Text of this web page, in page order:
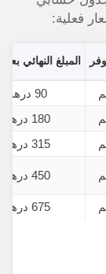
فعلية:
المبلغ النهائي
90 درهم
180 درهم
315 درهم
450 درهم
675 درهم